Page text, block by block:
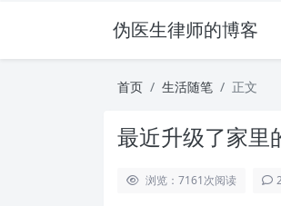
伪医生律师的博客
首页 生活随笔 正文
最近升级了家里
浏览：7161次阅读